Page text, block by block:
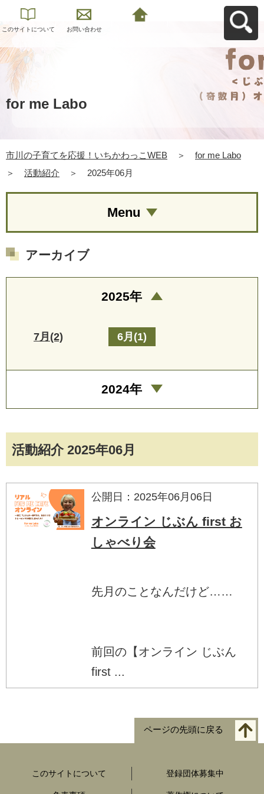
このサイトについて お問い合わせ
for me Labo
市川の子育てを応援！いちかわっこWEB ＞
for me Labo
＞
活動紹介 ＞ 2025年06月
活動紹介 2025年06月
公開日：2025年06月06日
オンライン じぶん first お
しゃべり会
先月のことなんだけど……
前回の【オンライン じぶん
first ...
Menu
アーカイブ
2025年
7月(2) 6月(1)
2024年
ページの先頭に戻る
このサイトについて 登録団体募集中